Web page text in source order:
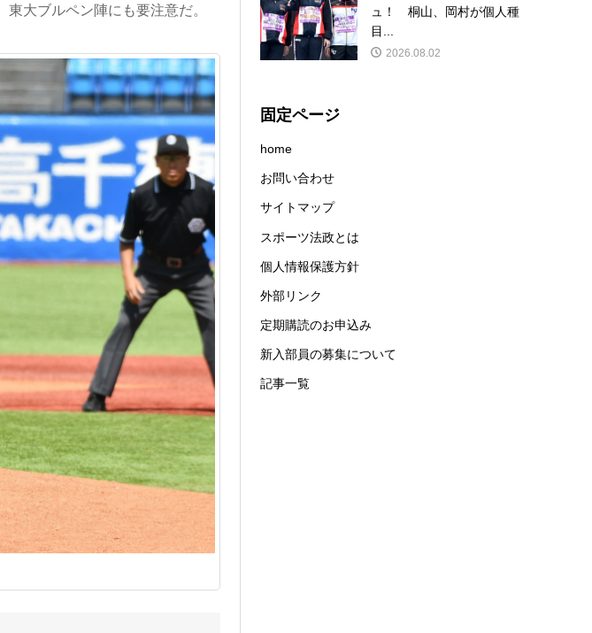
大ブルペン陣にも要注意だ。
ュ！ 桐山、岡村が個人種
目...
2026.08.02
固定ページ
home
お問い合わせ
サイトマップ
スポーツ法政とは
個人情報保護方針
外部リンク
定期購読のお申込み
新入部員の募集について
記事一覧